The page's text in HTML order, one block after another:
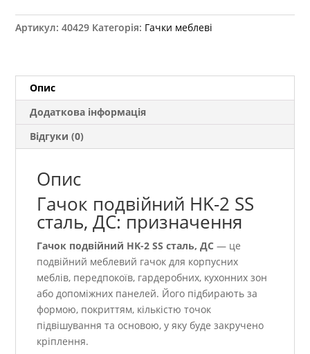
сталь,
Артикул:40429 Категорія: Гачки меблеві
Опис
Додаткова інформація
Відгуки (0)
Опис
Гачок подвійний HK-2 SS
сталь, ДС: призначення
Гачок подвійний HK-2 SS сталь, ДС — це
подвійний меблевий гачок для корпусних
меблів, передпокоїв, гардеробних, кухонних зон
або допоміжних панелей. Його підбирають за
формою, покриттям, кількістю точок
підвішування та основою, у яку буде закручено
кріплення.